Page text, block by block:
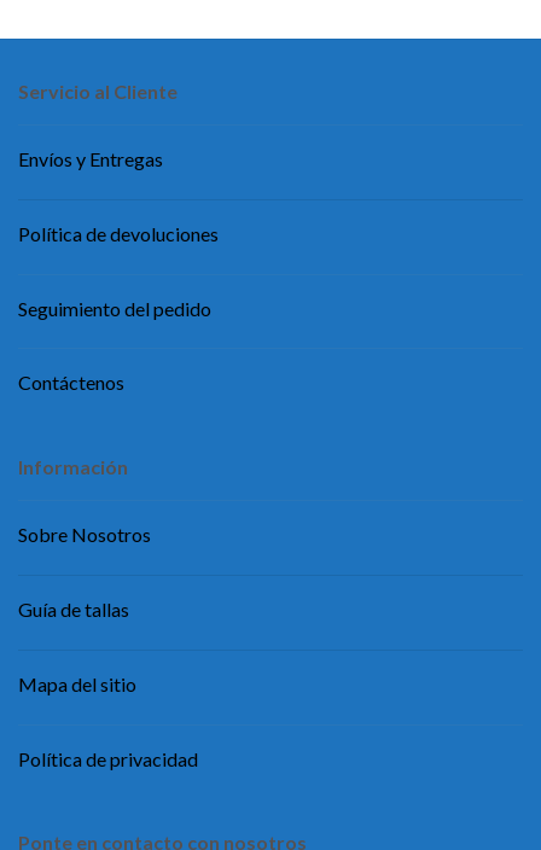
Servicio al Cliente
Envíos y Entregas
Política de devoluciones
Seguimiento del pedido
Contáctenos
Información
Sobre Nosotros
Guía de tallas
Mapa del sitio
Política de privacidad
Ponte en contacto con nosotros